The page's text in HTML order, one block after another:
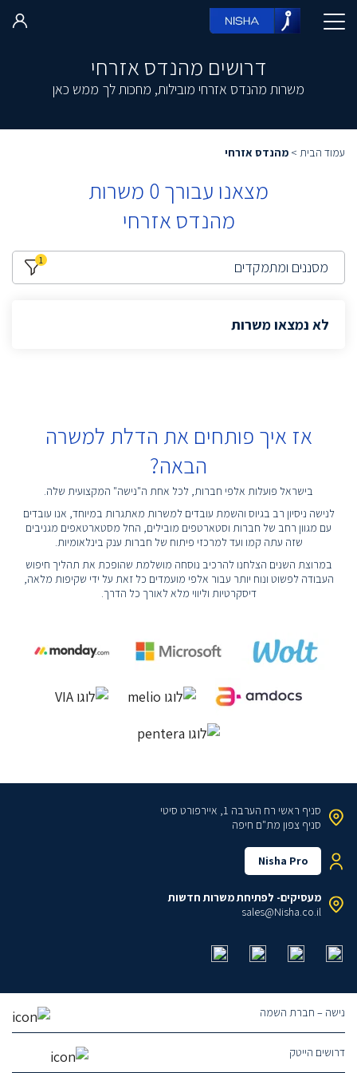
דרושים מהנדס אזרחי
משרות מהנדס אזרחי מובילות, מחכות לך ממש כאן
עמוד הבית > מהנדס אזרחי
מצאנו עבורך0 משרות
מהנדס אזרחי
מסננים ומתמקדים 1
לא נמצאו משרות
אז איך פותחים את הדלת למשרה
הבאה?
בישראל פועלות אלפי חברות, לכל אחת ה"נישה" המקצועית שלה.
לנישה ניסיון רב בגיוס והשמת עובדים למשרות מאתגרות במיוחד, אנו עובדים
עם מגוון רחב של חברות וסטארטפים מובילים, החל מסטארטאפים מגניבים
שזה עתה קמו ועד למרכזי פיתוח של חברות ענק בינלאומיות.
במרוצת השנים הצלחנו להרכיב נוסחה מושלמת שהופכת את תהליך חיפוש
העבודה לפשוט ונוח יותר עבור אלפי מועמדים כל זאת על ידי שקיפות מלאה,
דיסקרטיות וליווי מלא לאורך כל הדרך.
סניף ראשי רח הערבה 1, איירפורט סיטי
סניף צפון מת"ם חיפה
Nisha Pro
מעסיקים- לפתיחת משרות חדשות
sales@Nisha.co.il
נישה – חברת השמה
דרושים הייטק